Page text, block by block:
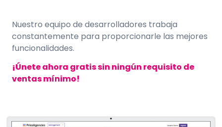
Nuestro equipo de desarrolladores trabaja
constantemente para proporcionarle las mejores
funcionalidades.
¡Únete ahora gratis sin ningún requisito de
ventas mínimo!